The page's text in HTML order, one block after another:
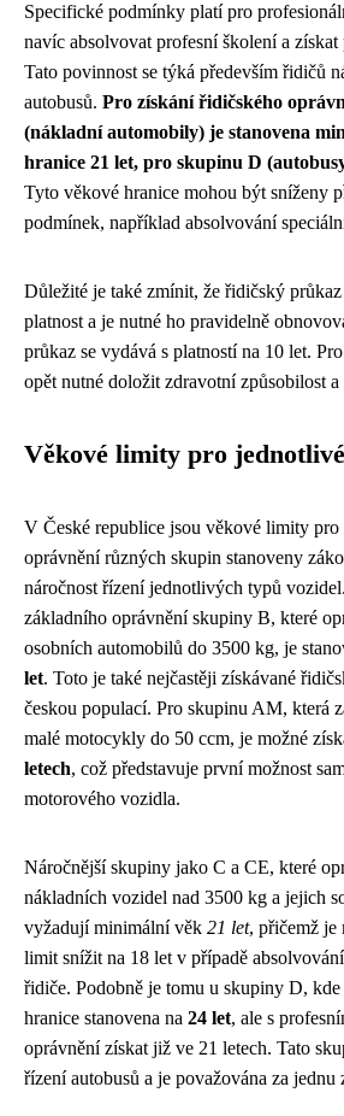
Specifické podmínky platí pro
navíc absolvovat profesní školení a
Tato povinnost se týká především řidičů
autobusů. Pro získání řidičského
(nákladní automobily) je stanovena
hranice 21 let, pro skupinu D
Tyto věkové hranice mohou být sníženy
podmínek, například absolvování
Důležité je také zmínit, že řidičský průkaz
platnost a je nutné ho pravidelně
průkaz se vydává s platností na 10 let.
opět nutné doložit zdravotní způsobilost
Věkové limity pro
V České republice jsou věkové limity
oprávnění různých skupin stanoveny
náročnost řízení jednotlivých typů
základního oprávnění skupiny B, které
osobních automobilů do 3500 kg, je
let. Toto je také nejčastěji získávané
českou populací. Pro skupinu AM, která
malé motocykly do 50 ccm, je možné
letech, což představuje první možnost
motorového vozidla.
Náročnější skupiny jako C a CE, které
nákladních vozidel nad 3500 kg a jejich
vyžadují minimální věk 21 let, přičemž je
limit snížit na 18 let v případě
řidiče. Podobně je tomu u skupiny D,
hranice stanovena na 24 let, ale s
oprávnění získat již ve 21 letech. Tato
řízení autobusů a je považována za jednu